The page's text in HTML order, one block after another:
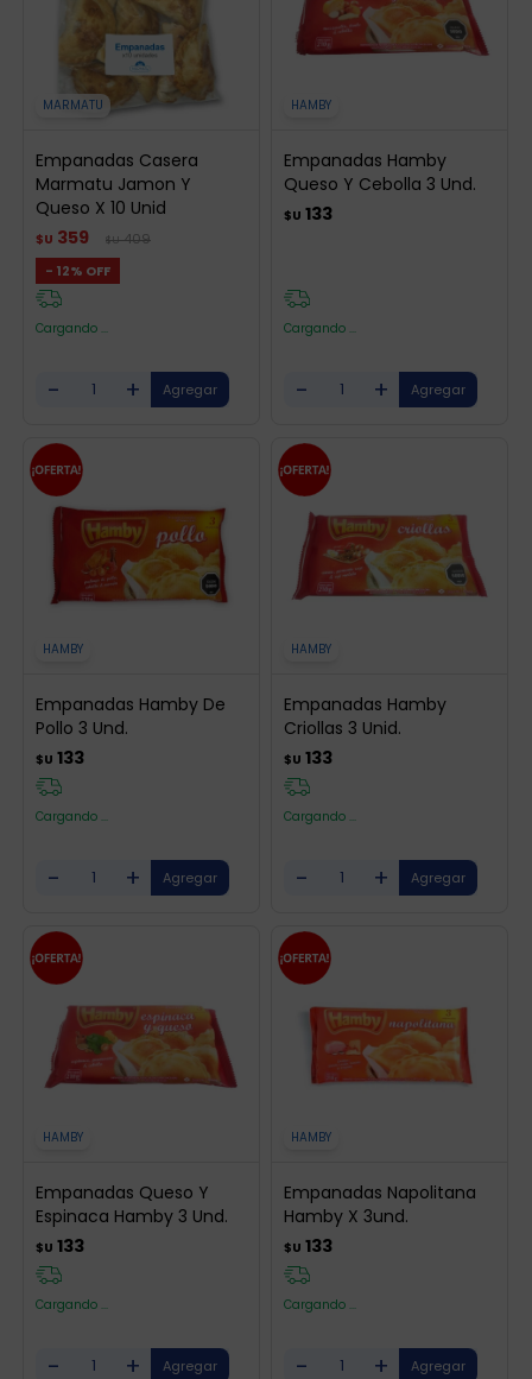
MARMATU
Empanadas Casera
Marmatu Jamon Y
Queso X 10 Unid
$U 359 $U 409
12
Cargando ...
- +
HAMBY
Empanadas Hamby
Queso Y Cebolla 3 Und.
$U 133
Cargando ...
- +
HAMBY
Empanadas Hamby De
Pollo 3 Und.
$U 133
Cargando ...
- +
HAMBY
Empanadas Hamby
Criollas 3 Unid.
$U 133
Cargando ...
- +
HAMBY
Empanadas Queso Y
Espinaca Hamby 3 Und.
$U 133
Cargando ...
- +
HAMBY
Empanadas Napolitana
Hamby X 3und.
$U 133
Cargando ...
- +